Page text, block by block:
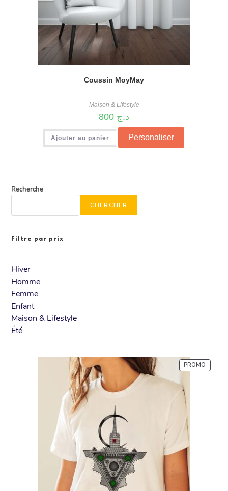
Coussin MoyMay
Maison & Lifestyle
د.ج
Ajouter au panier Personaliser
Recherche
CHERCHER
Filtre par prix
Hiver
Homme
Femme
Enfant
Maison & Lifestyle
Été
PROMO